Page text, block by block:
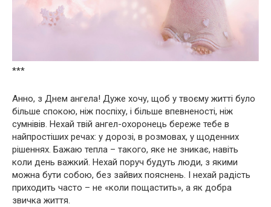
***
Анно, з Днем ангела! Дуже хочу, щоб у твоєму житті було
більше спокою, ніж поспіху, і більше впевненості, ніж
сумнівів. Нехай твій ангел-охоронець береже тебе в
найпростіших речах: у дорозі, в розмовах, у щоденних
рішеннях. Бажаю тепла – такого, яке не зникає, навіть
коли день важкий. Нехай поруч будуть люди, з якими
можна бути собою, без зайвих пояснень. І нехай радість
приходить часто – не «коли пощастить», а як добра
звичка життя.